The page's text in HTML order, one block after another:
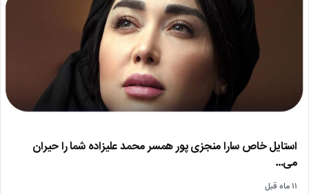
استایل خاص سارا منجزی پور همسر محمد علیزاده شما را حیران
می…
۱۱ ماه قبل